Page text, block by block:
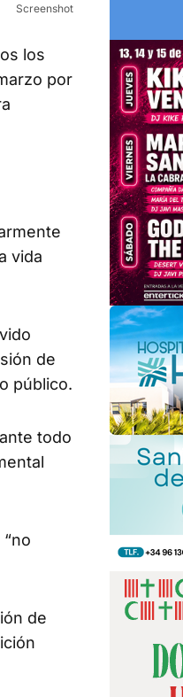
Screenshot
los
por
vida
de
público.
todo
de